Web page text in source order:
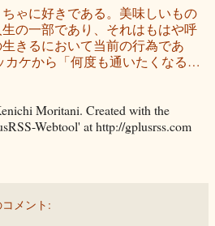
ゃに好きである。美味しいもの
の一部であり、それはもはや呼
きるにおいて当前の行為であ
カケから「何度も通いたくなる…
Moritani. Created with the
Webtool' at http://gplusrss.com
メント: